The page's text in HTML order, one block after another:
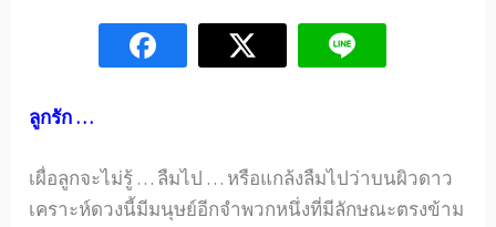
ลูกรัก …
เผื่อลูกจะไม่รู้ … ลืมไป … หรือแกล้งลืมไปว่าบนผิวดาว
เคราะห์ดวงนี้มีมนุษย์อีกจำพวกหนึ่งที่มีลักษณะตรงข้าม